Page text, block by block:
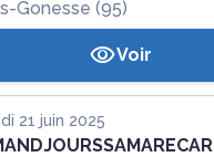
Gonesse (95)
Voir
21 juin 2025